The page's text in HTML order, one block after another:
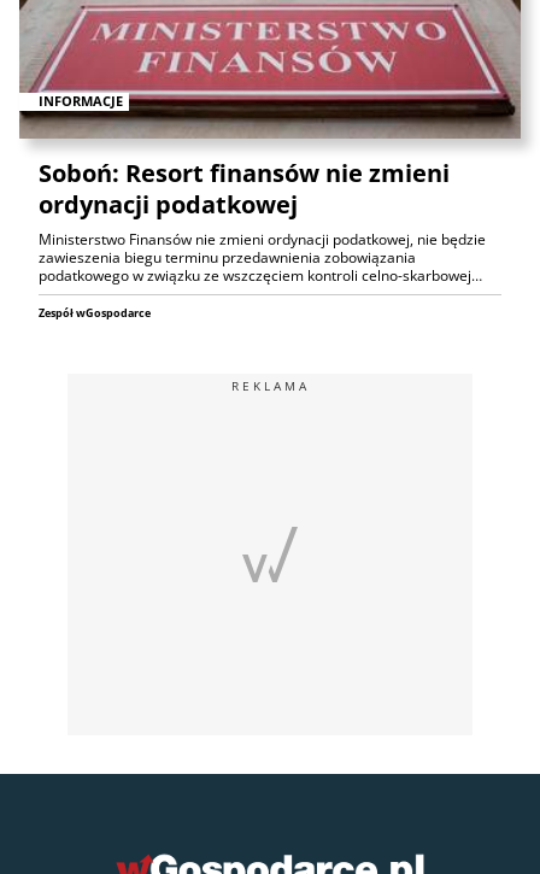
INFORMACJE
Soboń: Resort finansów nie zmieni
ordynacji podatkowej
Ministerstwo Finansów nie zmieni ordynacji podatkowej, nie będzie
zawieszenia biegu terminu przedawnienia zobowiązania
podatkowego w związku ze wszczęciem kontroli celno-skarbowej…
Zespół wGospodarce
REKLAMA